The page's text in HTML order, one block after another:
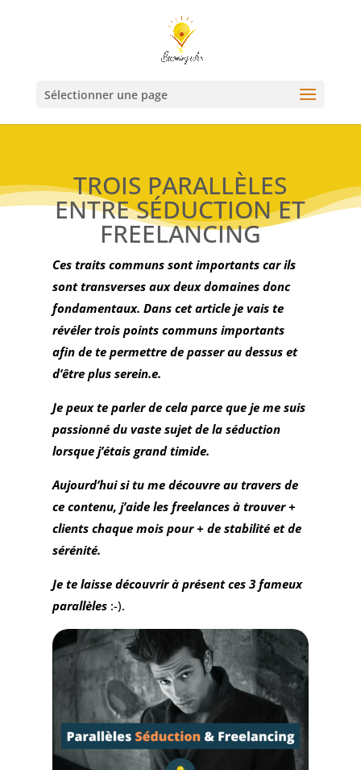
Sélectionner une page
TROIS PARALLÈLES
ENTRE SÉDUCTION ET
FREELANCING
Ces traits communs sont importants car ils
sont transverses aux deux domaines donc
fondamentaux. Dans cet article je vais te
révéler trois points communs importants
afin de te permettre de passer au dessus et
d’être plus serein.e.
Je peux te parler de cela parce que je me suis
passionné du vaste sujet de la séduction
lorsque j’étais grand timide.
Aujourd’hui si tu me découvre au travers de
ce contenu, j’aide les freelances à trouver +
clients chaque mois pour + de stabilité et de
sérénité.
Je te laisse découvrir à présent ces 3 fameux
parallèles:-).